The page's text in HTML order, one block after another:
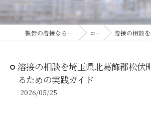
製缶の溶接なら株式会社オオノ工業 コラム 溶接の相談を埼玉県北葛飾
溶接の相談を埼玉県北葛飾郡松伏
るための実践ガイド
2026/05/25